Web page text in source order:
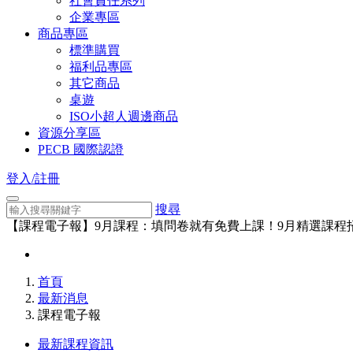
企業專區
商品專區
標準購買
福利品專區
其它商品
桌遊
ISO小超人週邊商品
資源分享區
PECB 國際認證
登入/註冊
搜尋
【課程電子報】9月課程：填問卷就有免費上課！9月精選課程
首頁
最新消息
課程電子報
最新課程資訊